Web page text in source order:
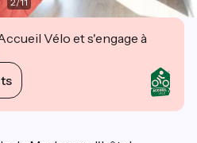
Vélo et s'engage à